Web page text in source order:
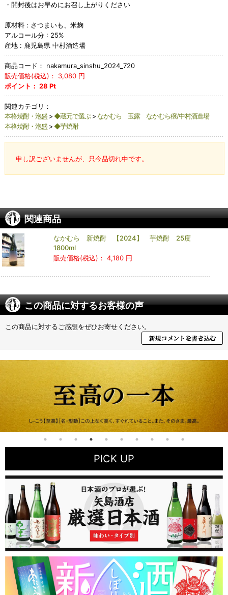
・開封後はお早めにお召し上がりください
原材料 : さつまいも、米麹
アルコール分 : 25%
産地 : 鹿児島県 中村酒造場
商品コード：
nakamura_sinshu_2024_720
販売価格(税込)：
3,080円
ポイント： 28 Pt
関連カテゴリ：
本格焼酎・泡盛> ◆蔵元で選ぶ> なかむら 玉露 なかむら穣/中村酒造場
本格焼酎・泡盛> ◆芋焼酎
申し訳ございませんが、只今品切れ中です。
関連商品
なかむら 新焼酎 【2024】 芋焼酎 25度
1800ml
販売価格(税込)： 4,180 円
この商品に対するお客様の声
この商品に対するご感想をぜひお寄せください。
PICK UP